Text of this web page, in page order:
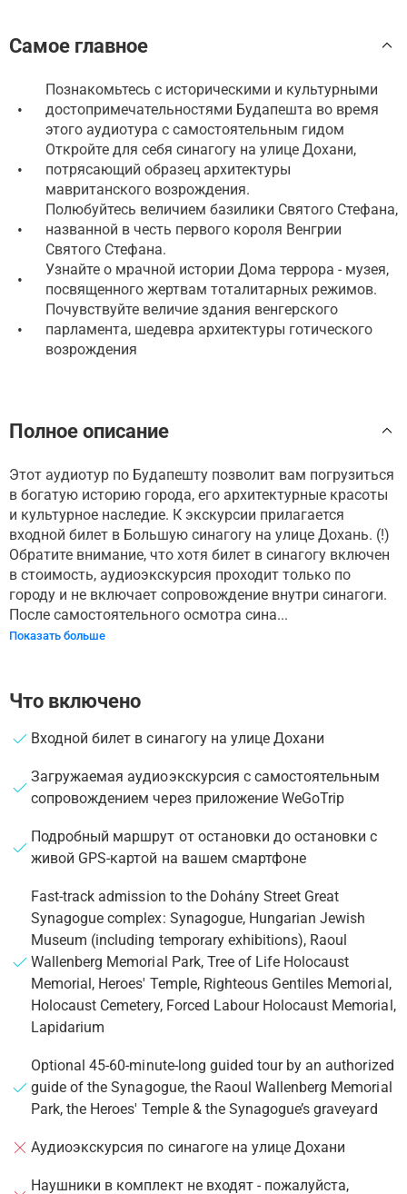
Самое главное
•
Познакомьтесь с историческими и культурными
достопримечательностями Будапешта во время
этого аудиотура с самостоятельным гидом
•
Откройте для себя синагогу на улице Дохани,
потрясающий образец архитектуры
мавританского возрождения.
•
Полюбуйтесь величием базилики Святого Стефана,
названной в честь первого короля Венгрии
Святого Стефана.
•
Узнайте о мрачной истории Дома террора - музея,
посвященного жертвам тоталитарных режимов.
•
Почувствуйте величие здания венгерского
парламента, шедевра архитектуры готического
возрождения
Полное описание
Этот аудиотур по Будапешту позволит вам погрузиться
в богатую историю города, его архитектурные красоты
и культурное наследие. К экскурсии прилагается
входной билет в Большую синагогу на улице Дохань. (!)
Обратите внимание, что хотя билет в синагогу включен
в стоимость, аудиоэкскурсия проходит только по
городу и не включает сопровождение внутри синагоги.
После самостоятельного осмотра сина...
Показать больше
Что включено
Входной билет в синагогу на улице Дохани
Загружаемая аудиоэкскурсия с самостоятельным
сопровождением через приложение WeGoTrip
Подробный маршрут от остановки до остановки с
живой GPS-картой на вашем смартфоне
Fast-track admission to the Dohány Street Great
Synagogue complex: Synagogue, Hungarian Jewish
Museum (including temporary exhibitions), Raoul
Wallenberg Memorial Park, Tree of Life Holocaust
Memorial, Heroes' Temple, Righteous Gentiles Memorial,
Holocaust Cemetery, Forced Labour Holocaust Memorial,
Lapidarium
Optional 45-60-minute-long guided tour by an authorized
guide of the Synagogue, the Raoul Wallenberg Memorial
Park, the Heroes' Temple & the Synagogue’s graveyard
Аудиоэкскурсия по синагоге на улице Дохани
Наушники в комплект не входят - пожалуйста,